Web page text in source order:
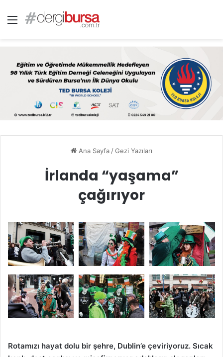
Menü
Ana Sayfa/Gezi Yazıları
İrlanda “yaşama”
çağırıyor
Rotamızı hayat dolu bir şehre, Dublin’e çeviriyoruz. Sıcak